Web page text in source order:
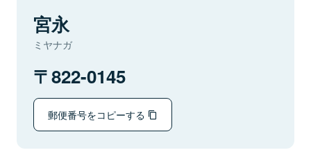
宮永
ミヤナガ
822-0145
郵便番号をコピーする